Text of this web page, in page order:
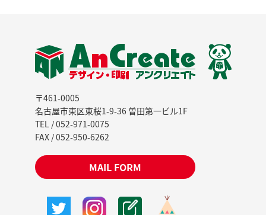
〒461-0005
名古屋市東区東桜1-9-36 曽田第一ビル1F
TEL / 052-971-0075
FAX / 052-950-6262
MAIL FORM